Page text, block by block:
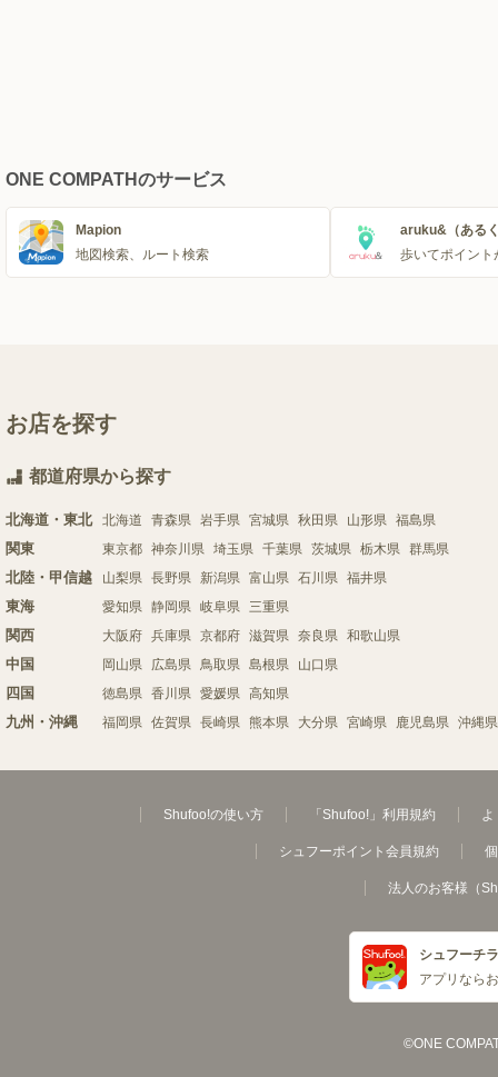
ONE COMPATHのサービス
Mapion
地図検索、ルート検索
aruku&（ある
歩いてポイント
お店を探す
都道府県から探す
北海道・東北 北海道 青森県 岩手県 宮城県 秋田県 山形県 福島県
関東 東京都 神奈川県 埼玉県 千葉県 茨城県 栃木県 群馬県
北陸・甲信越 山梨県 長野県 新潟県 富山県 石川県 福井県
東海 愛知県 静岡県 岐阜県 三重県
関西 大阪府 兵庫県 京都府 滋賀県 奈良県 和歌山県
中国 岡山県 広島県 鳥取県 島根県 山口県
四国 徳島県 香川県 愛媛県 高知県
九州・沖縄 福岡県 佐賀県 長崎県 熊本県 大分県 宮崎県 鹿児島県 沖縄県
Shufoo!の使い方 「Shufoo!」利用規約 よ
シュフーポイント会員規約
法人のお客様（
シュフーチ
アプリなら
©ONE